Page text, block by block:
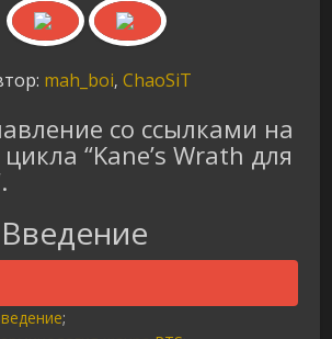
mah_boi, ChaoSiT
со ссылками на
цикла “Kane’s Wrath для
;